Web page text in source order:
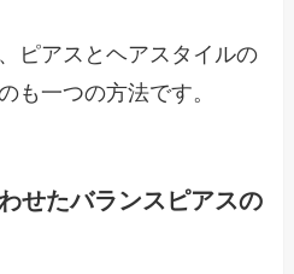
ピアスとヘアスタイルの
も一つの方法です。
せたバランスピアスの